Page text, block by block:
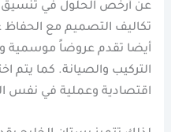
عن أرخص الحلول في تنسيق
تكاليف التصميم مع الحفاظ
أيضا تقدم عروضاً
التركيب والصيانة. كما يتم
اقتصادية وعملية في نفس